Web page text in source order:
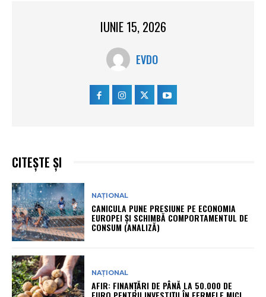
IUNIE 15, 2026
EVDO
CITEȘTE ȘI
NAȚIONAL
CANICULA PUNE PRESIUNE PE ECONOMIA
EUROPEI ȘI SCHIMBĂ COMPORTAMENTUL DE
CONSUM (ANALIZĂ)
NAȚIONAL
AFIR: FINANȚĂRI DE PÂNĂ LA 50.000 DE